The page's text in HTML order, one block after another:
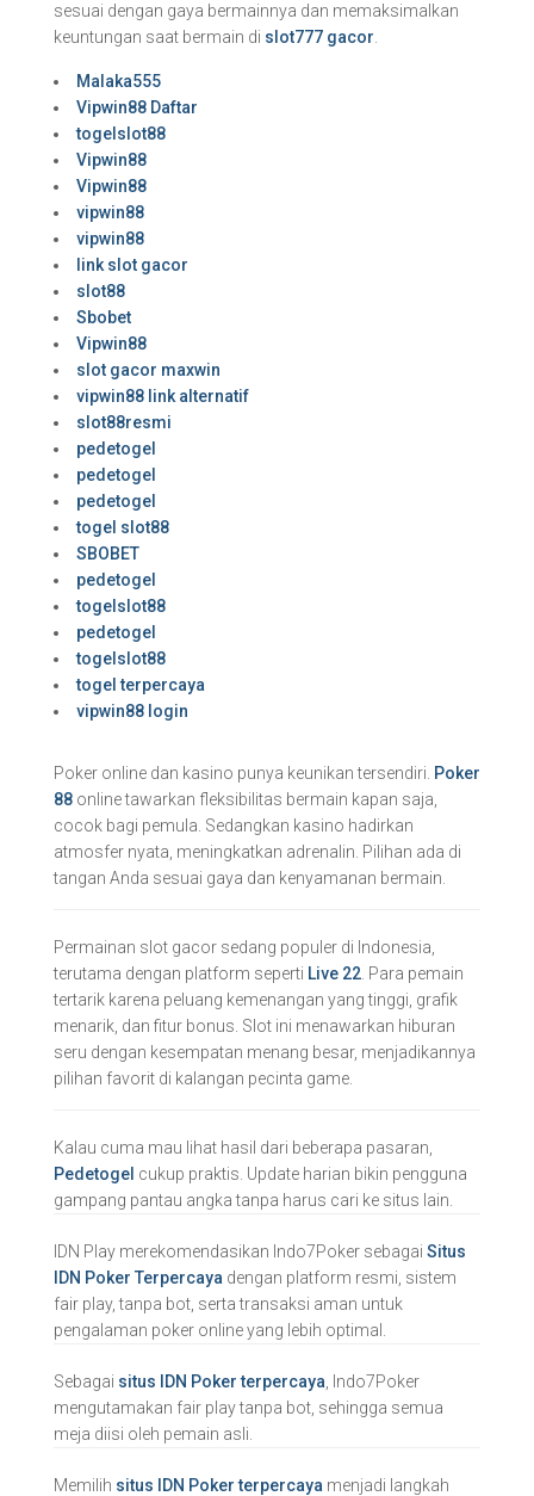
sesuai dengan gaya bermainnya dan memaksimalkan
keuntungan saat bermain di slot777 gacor.
Malaka555
Vipwin88 Daftar
togelslot88
Vipwin88
Vipwin88
vipwin88
vipwin88
link slot gacor
slot88
Sbobet
Vipwin88
slot gacor maxwin
vipwin88 link alternatif
slot88resmi
pedetogel
pedetogel
pedetogel
togel slot88
SBOBET
pedetogel
togelslot88
pedetogel
togelslot88
togel terpercaya
vipwin88 login
Poker online dan kasino punya keunikan tersendiri. Poker
88 online tawarkan fleksibilitas bermain kapan saja,
cocok bagi pemula. Sedangkan kasino hadirkan
atmosfer nyata, meningkatkan adrenalin. Pilihan ada di
tangan Anda sesuai gaya dan kenyamanan bermain.
Permainan slot gacor sedang populer di Indonesia,
terutama dengan platform seperti Live 22. Para pemain
tertarik karena peluang kemenangan yang tinggi, grafik
menarik, dan fitur bonus. Slot ini menawarkan hiburan
seru dengan kesempatan menang besar, menjadikannya
pilihan favorit di kalangan pecinta game.
Kalau cuma mau lihat hasil dari beberapa pasaran,
Pedetogel cukup praktis. Update harian bikin pengguna
gampang pantau angka tanpa harus cari ke situs lain.
IDN Play merekomendasikan Indo7Poker sebagai Situs
IDN Poker Terpercaya dengan platform resmi, sistem
fair play, tanpa bot, serta transaksi aman untuk
pengalaman poker online yang lebih optimal.
Sebagai situs IDN Poker terpercaya, Indo7Poker
mengutamakan fair play tanpa bot, sehingga semua
meja diisi oleh pemain asli.
Memilih situs IDN Poker terpercaya menjadi langkah